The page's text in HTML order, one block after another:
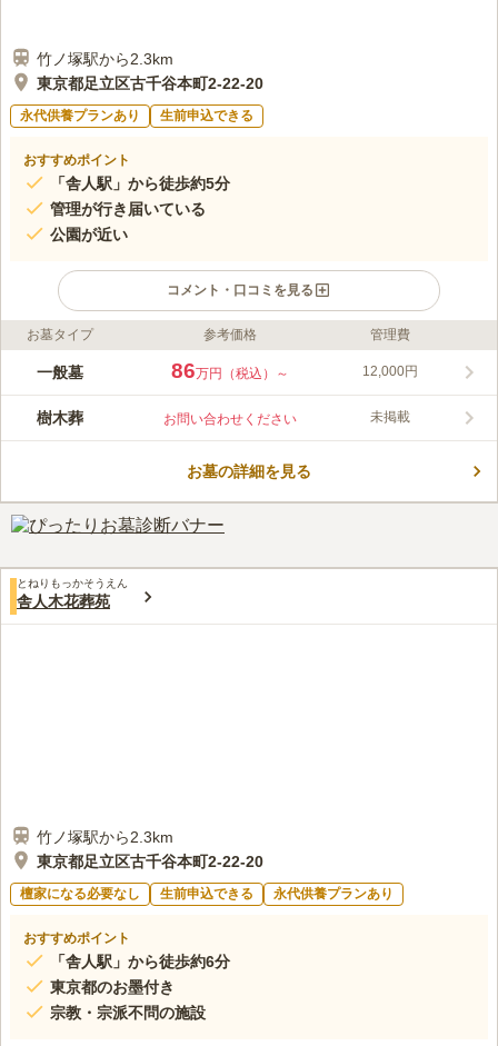
竹ノ塚駅から2.3km
東京都足立区古千谷本町2-22-20
永代供養プランあり 生前申込できる
おすすめポイント
「舎人駅」から徒歩約5分
管理が行き届いている
公園が近い
コメント・口コミを見る
ライフドット編集部のコメント
最寄りの「舎人駅」からは徒歩5分とアクセス抜群で、住宅街に
あるので安心して入りやすい「全学寺」は、浄土宗の寺院で緑に
囲まれた歴史と由緒ある格調高い名刹です。 また都立舎人公園
すすめの一つです。
この霊園はまだ誰からも評価されていません。
お墓タイプ 参考価格 管理費
一般墓 86万円（税込）～ 12,000円
樹木葬 お問い合わせください 未掲載
お墓の詳細を見る
とねりもっかそうえん
舎人木花葬苑
竹ノ塚駅から2.3km
東京都足立区古千谷本町2-22-20
檀家になる必要なし 生前申込できる 永代供養プランあり
おすすめポイント
「舎人駅」から徒歩約6分
東京都のお墨付き
宗教・宗派不問の施設